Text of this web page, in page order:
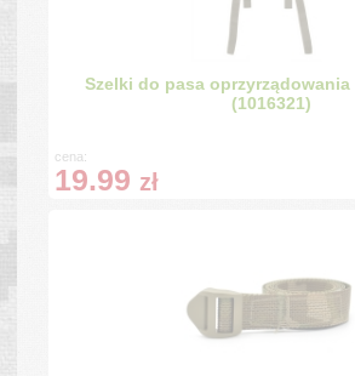
Szelki do pasa
(1016321)
cena:
19.99 zł